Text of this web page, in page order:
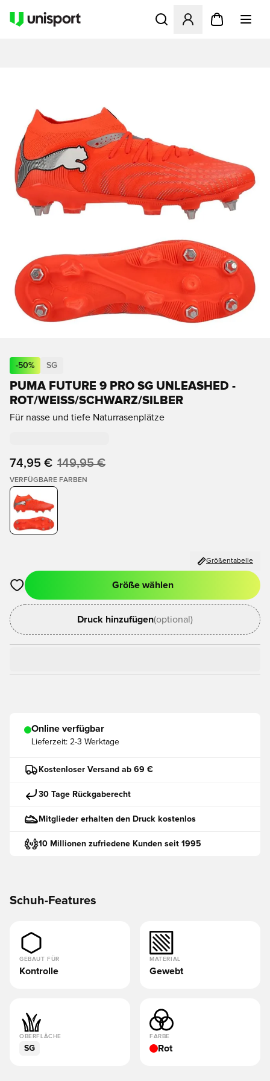
Öffnet ein neues Fenster
-50% SG
PUMA FUTURE 9 PRO SG UNLEASHED -
ROT/WEISS/SCHWARZ/SILBER
Für nasse und tiefe Naturrasenplätze
74,95 € 149,95 €
VERFÜGBARE FARBEN
Größentabelle
Öffnet ein neues Fenster zum Anmelden oder Registrieren
Größe wählen
Druck hinzufügen(optional)
Online verfügbar
Lieferzeit: 2-3 Werktage
Kostenloser Versand ab 69 €
30 Tage Rückgaberecht
Mitglieder erhalten den Druck kostenlos
10 Millionen zufriedene Kunden seit 1995
Schuh-Features
GEBAUT FÜR
Kontrolle
MATERIAL
Gewebt
OBERFLÄCHE
SG
FARBE
Rot